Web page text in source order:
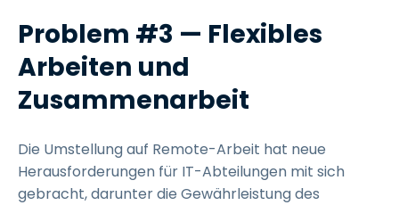
Problem #3 — Flexibles
Arbeiten und
Zusammenarbeit
Die Umstellung auf Remote-Arbeit hat neue
Herausforderungen für IT-Abteilungen mit sich
gebracht, darunter die Gewährleistung des